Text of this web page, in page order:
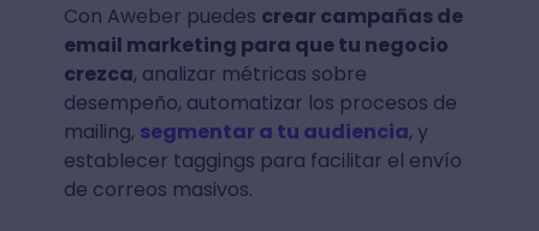
Con Aweber puedes crear campañas de
email marketing para que tu negocio
crezca, analizar métricas sobre
desempeño, automatizar los procesos de
mailing, segmentar a tu audiencia, y
establecer taggings para facilitar el envío
de correos masivos.